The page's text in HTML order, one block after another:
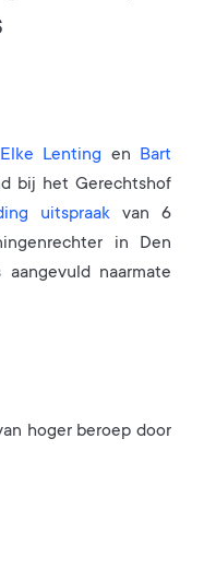
Elke Lenting en Bart
bij het Gerechtshof
uitspraak van 6
in Den
naarmate
hoger beroep door